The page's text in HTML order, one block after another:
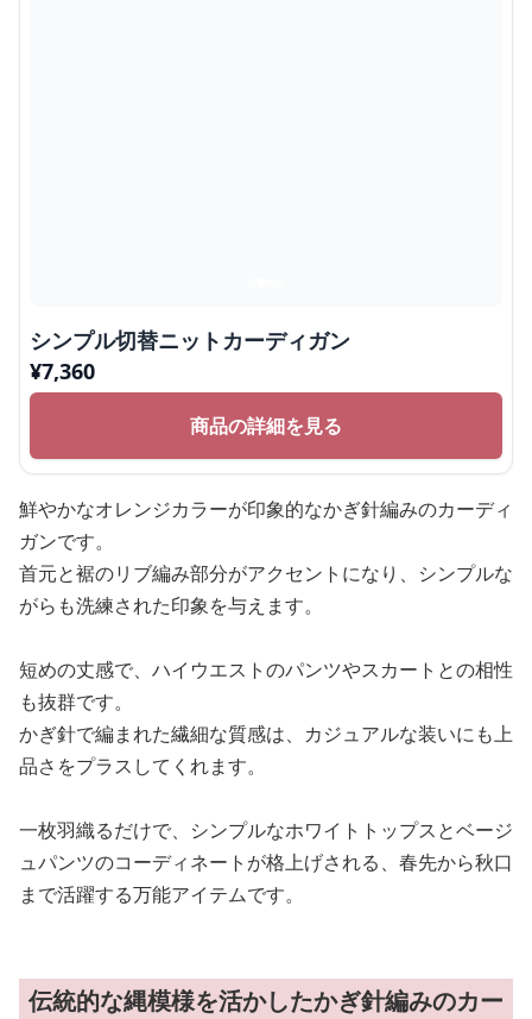
シンプル切替ニットカーディガン
¥7,360
商品の詳細を見る
鮮やかなオレンジカラーが印象的なかぎ針編みのカーディ
ガンです。
首元と裾のリブ編み部分がアクセントになり、シンプルな
がらも洗練された印象を与えます。
短めの丈感で、ハイウエストのパンツやスカートとの相性
も抜群です。
かぎ針で編まれた繊細な質感は、カジュアルな装いにも上
品さをプラスしてくれます。
一枚羽織るだけで、シンプルなホワイトトップスとベージ
ュパンツのコーディネートが格上げされる、春先から秋口
まで活躍する万能アイテムです。
伝統的な縄模様を活かしたかぎ針編みのカー